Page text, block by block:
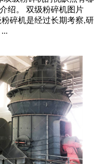
绍。 双级粉碎机图片
碎机是经过长期考察,研